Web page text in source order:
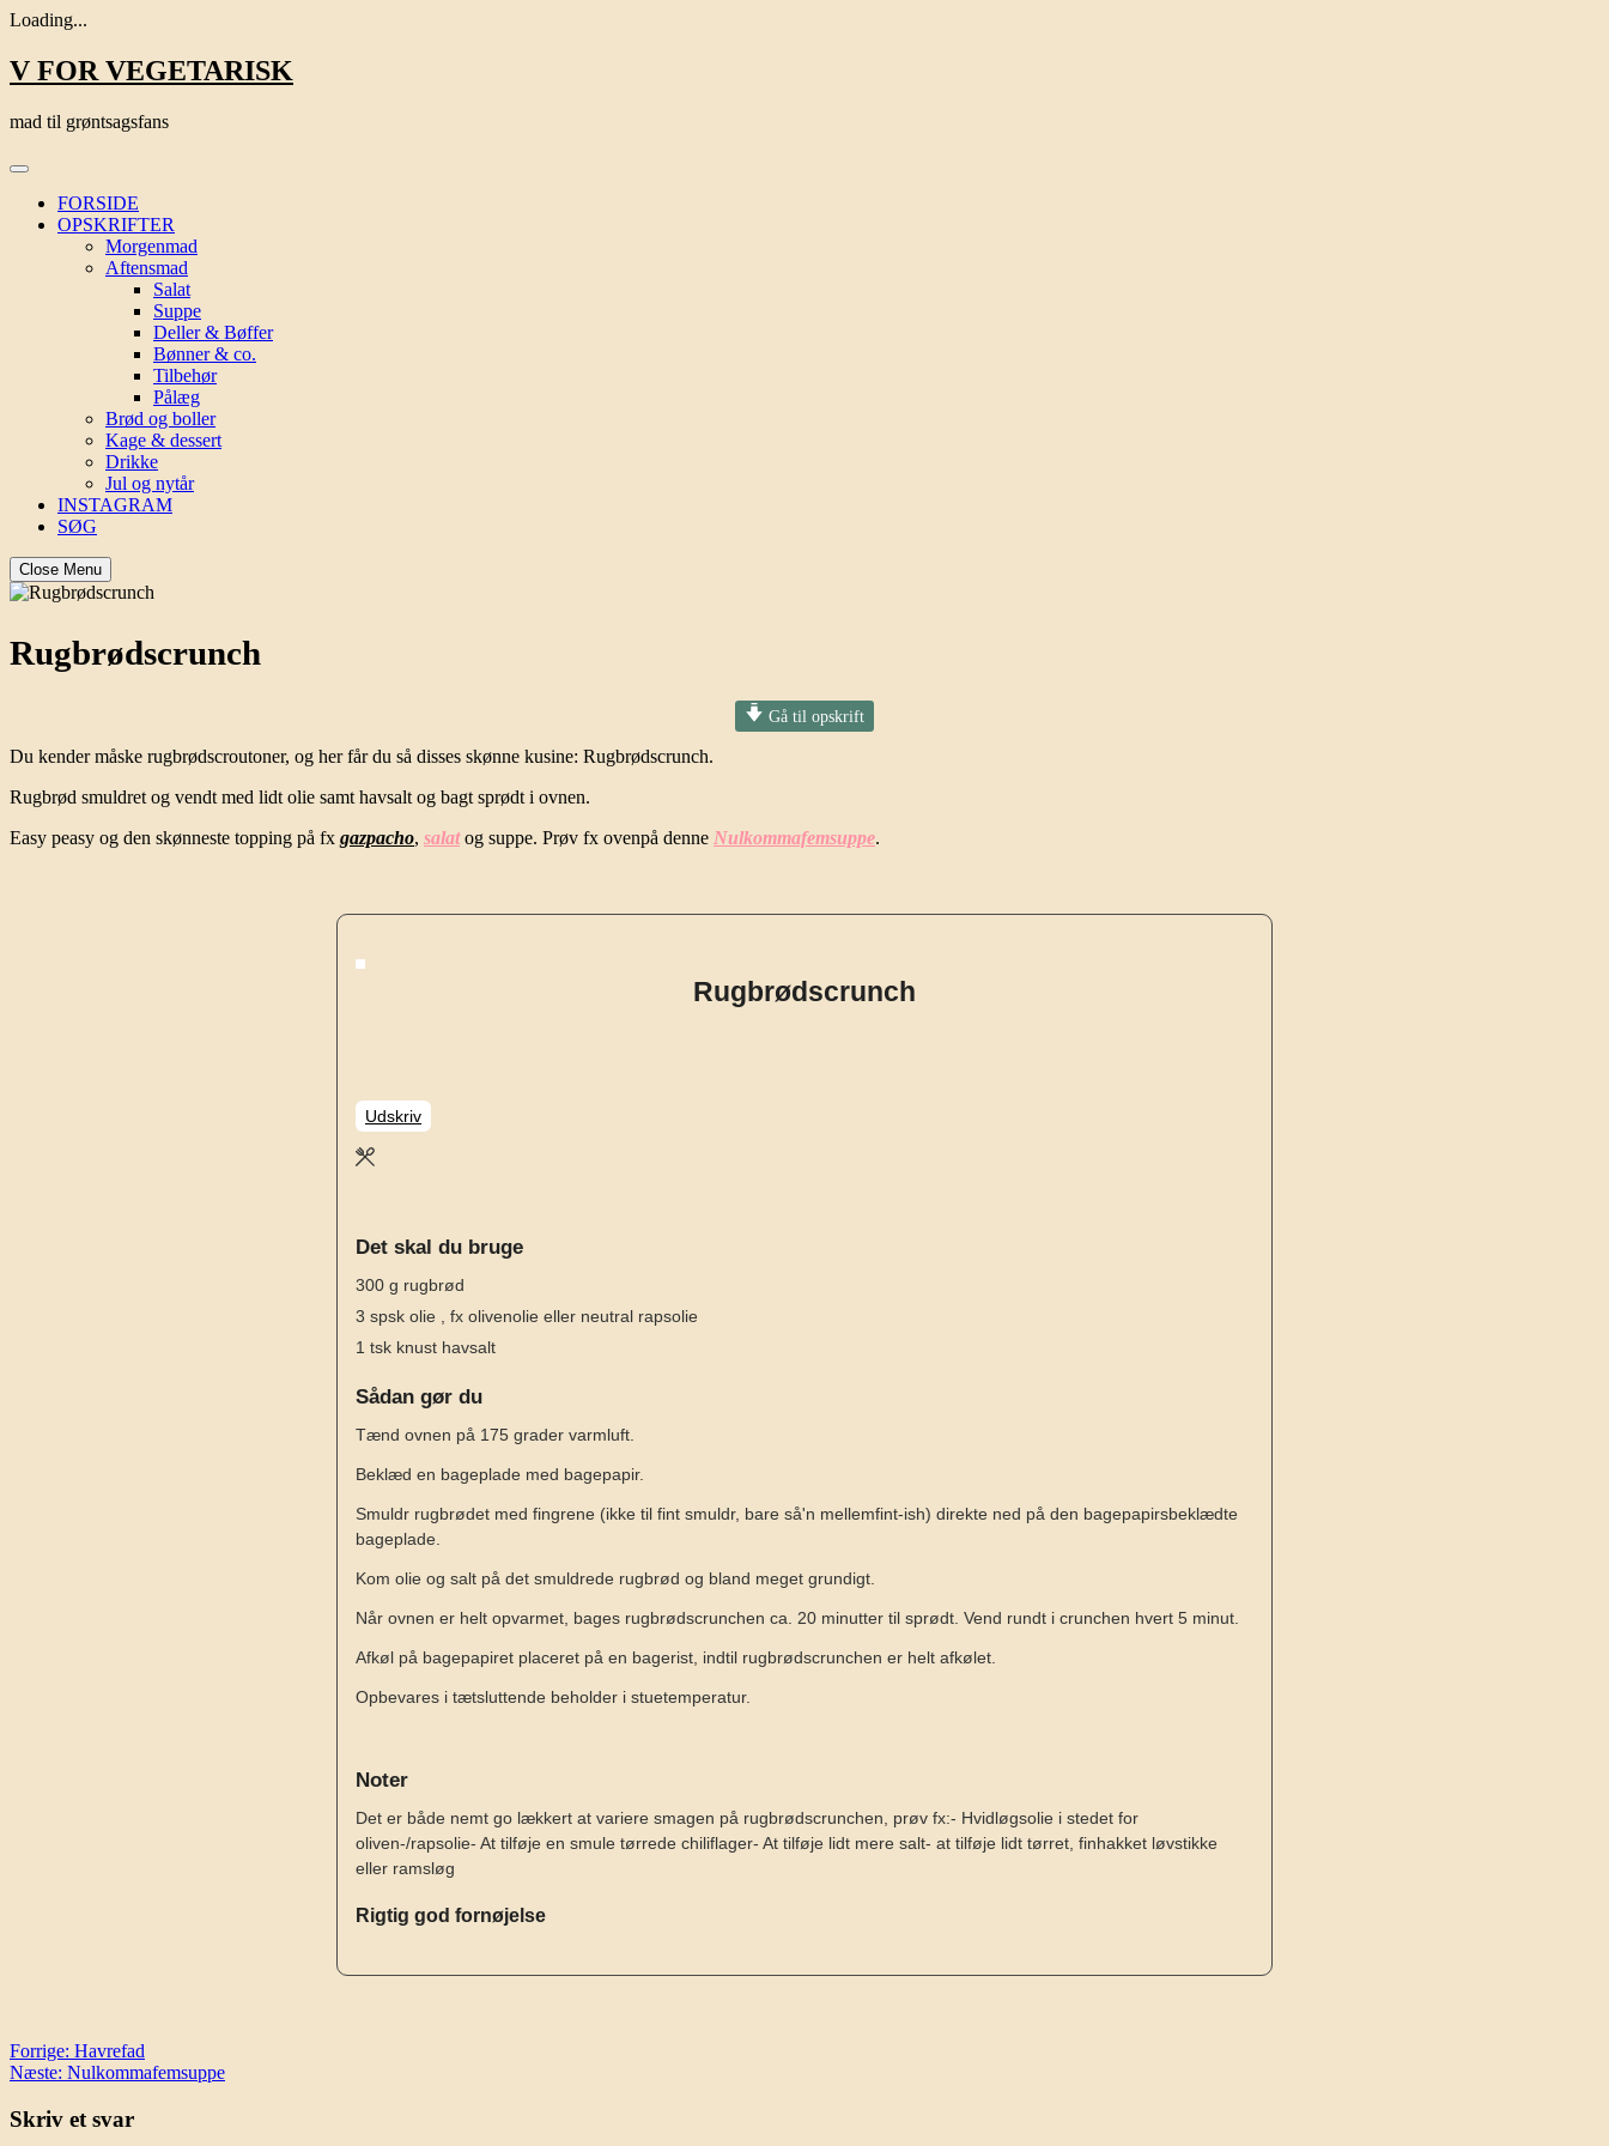
Loading...
Skip
to
V FOR VEGETARISK
mad til grøntsagsfans
FORSIDE
OPSKRIFTER
Morgenmad
Aftensmad
Salat
Suppe
Deller & Bøffer
Bønner & co.
Tilbehør
Pålæg
Brød og boller
Kage & dessert
Drikke
Jul og nytår
INSTAGRAM
SØG
Close Menu
Rugbrødscrunch
Gå til opskrift
Du kender måske rugbrødscroutoner, og her får du så disses skønne kusine: Rugbrødscrunch.
Rugbrød smuldret og vendt med lidt olie samt havsalt og bagt sprødt i ovnen.
Easy peasy og den skønneste topping på fx gazpacho, salatog suppe. Prøv fx ovenpå denne Nulkommafemsuppe.
Rugbrødscrunch
Udskriv
Det skal du bruge
300 g rugbrød
3 spsk olie
, fx olivenolie eller neutral rapsolie
1 tsk knust havsalt
Sådan gør du
Tænd ovnen på 175 grader varmluft.
Beklæd en bageplade med bagepapir.
Smuldr rugbrødet med fingrene (ikke til fint smuldr, bare så'n mellemfint-ish) direkte ned på den bagepapirsbeklædte
bageplade.
Kom olie og salt på det smuldrede rugbrød og bland meget grundigt.
Når ovnen er helt opvarmet, bages rugbrødscrunchen ca. 20 minutter til sprødt. Vend rundt i crunchen hvert 5 minut.
Afkøl på bagepapiret placeret på en bagerist, indtil rugbrødscrunchen er helt afkølet.
Opbevares i tætsluttende beholder i stuetemperatur.
Noter
Det er både nemt go lækkert at variere smagen på rugbrødscrunchen, prøv fx:- Hvidløgsolie i stedet for
oliven-/rapsolie- At tilføje en smule tørrede chiliflager- At tilføje lidt mere salt- at tilføje lidt tørret, finhakket løvstikke
eller ramsløg
Rigtig god fornøjelse
Indlægsnavigation
Forrige: Havrefad
Næste: Nulkommafemsuppe
Skriv et svar